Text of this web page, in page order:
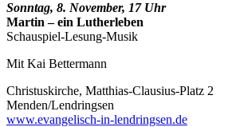
Sonntag, 8. November, 17 Uhr
Martin – ein Lutherleben
Schauspiel-Lesung-Musik
Mit Kai Bettermann
Christuskirche, Matthias-Clausius-Platz 2
Menden/Lendringsen
www.evangelisch-in-lendringsen.de